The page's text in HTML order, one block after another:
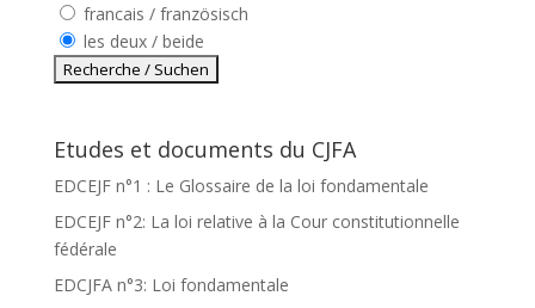
francais / französisch
les deux / beide
Etudes et documents du CJFA
EDCEJF n°1 : Le Glossaire de la loi fondamentale
EDCEJF n°2: La loi relative à la Cour constitutionnelle
fédérale
EDCJFA n°3: Loi fondamentale